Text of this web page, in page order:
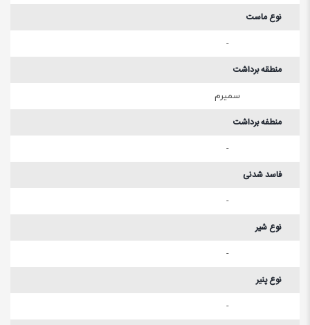
نوع ماست
-
منطقه برداشت
سمیرم
منطفه برداشت
-
فاسد شدنی
-
نوع شیر
-
نوع پنیر
-